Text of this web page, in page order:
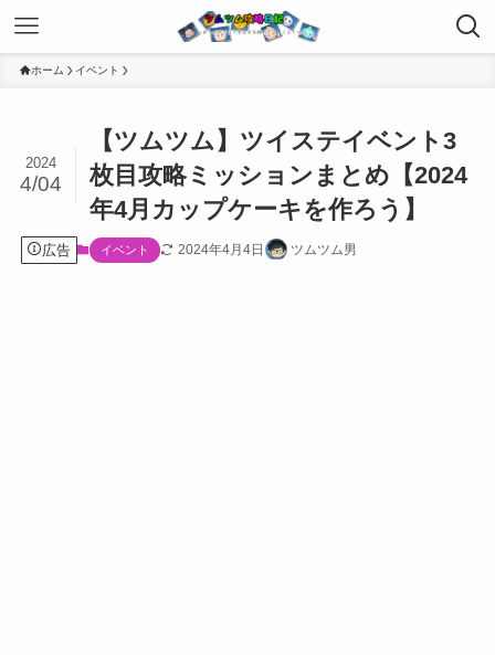
ホーム イベント
【ツムツム】ツイステイベント3
枚目攻略ミッションまとめ【2024
年4月カップケーキを作ろう】
2024
4/04
広告 イベント 2024年4月4日 ツムツム男